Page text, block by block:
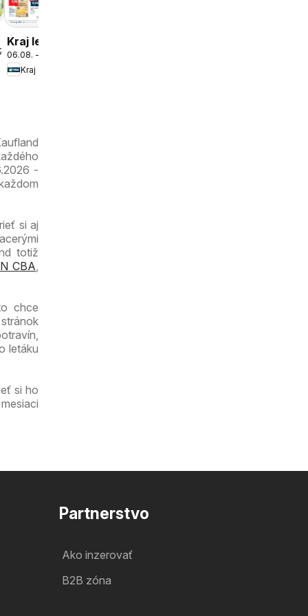
Kraj leták
06.08. - 12.08.2026
Kraj
-
si aj
totiž
CBA
chce
letáku
si ho
Partnerstvo
Ako inzerovať
B2B zóna